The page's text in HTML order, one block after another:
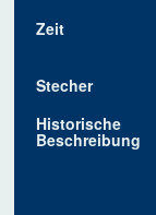
Zeit
Stecher
Historische
Beschreibung